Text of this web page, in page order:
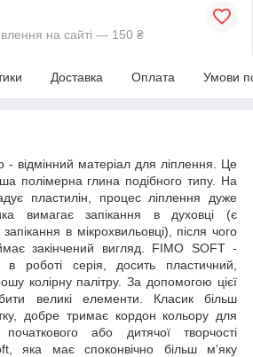
на сайті — 150 ₴
Доставка Оплата Умови
- відмінний матеріал для ліплення. Це
полімерна глина подібного типу. На
пластилін, процес ліплення дуже
вимагає запікання в духовці (є
в мікрохвильовці), після чого
закінчений вигляд. FIMO SOFT -
роботі серія, досить пластичний,
колірну палітру. За допомогою цієї
великі елементи. Класик більш
добре тримає кордон кольору для
або дитячої творчості
яка має споконвічно більш м'яку